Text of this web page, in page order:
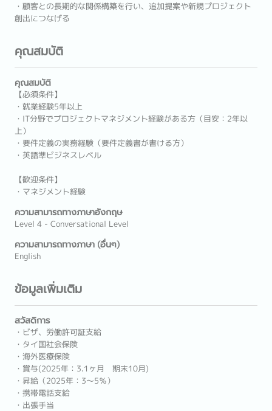
・顧客との長期的な関係構築を行い、追加提案や新規プロジェクト
創出につなげる
คุณสมบัติ
คุณสมบัติ
【必須条件】
・就業経験5年以上
・IT分野でプロジェクトマネジメント経験がある方（目安：2年以
上）
・要件定義の実務経験（要件定義書が書ける方）
・英語準ビジネスレベル
【歓迎条件】
・マネジメント経験
ความสามารถทางภาษาอังกฤษ
Level 4 - Conversational Level
ความสามารถทางภาษา (อื่นๆ)
English
ข้อมูลเพิ่มเติม
สวัสดิการ
・ビザ、労働許可証支給
・タイ国社会保険
・海外医療保険
・賞与(2025年：3.1ヶ月 期末10月)
・昇給（2025年：3〜5％）
・携帯電話支給
・出張手当